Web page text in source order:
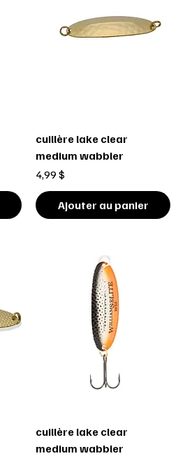
cuillère lake clear
medium wabbler
Prix
4,99 $
Ajouter au panier
cuillère lake clear
medium wabbler